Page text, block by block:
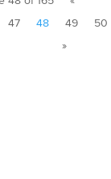
47 48 49
50
»